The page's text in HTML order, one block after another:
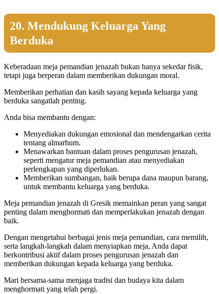
20. Mendukung Keluarga Yang
Berduka
Keberadaan meja pemandian jenazah bukan hanya sekedar fisik,
tetapi juga berperan dalam memberikan dukungan moral.
Memberikan perhatian dan kasih sayang kepada keluarga yang
berduka sangatlah penting.
Anda bisa membantu dengan:
Menyediakan dukungan emosional dan mendengarkan cerita
tentang almarhum.
Menawarkan bantuan dalam proses pengurusan jenazah,
seperti mengatur meja pemandian atau menyediakan
perlengkapan yang diperlukan.
Memberikan sumbangan, baik berupa dana maupun barang,
untuk membantu keluarga yang berduka.
Meja pemandian jenazah di Gresik memainkan peran yang sangat
penting dalam menghormati dan memperlakukan jenazah dengan
baik.
Dengan mengetahui berbagai jenis meja pemandian, cara memilih,
serta langkah-langkah dalam menyiapkan meja, Anda dapat
berkontribusi aktif dalam proses pengurusan jenazah dan
memberikan dukungan kepada keluarga yang berduka.
Mari bersama-sama menjaga tradisi dan budaya kita dalam
menghormati yang telah pergi.